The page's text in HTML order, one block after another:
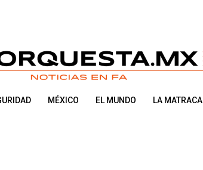
MÉXICO EL MUNDO LA MATRACA